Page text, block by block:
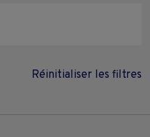
Réinitialiser les filtres